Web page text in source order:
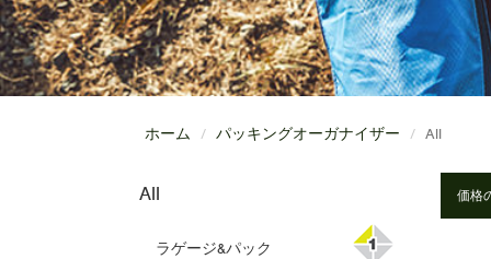
ホーム パッキングオーガナイザー All
All
ラゲージ&パック